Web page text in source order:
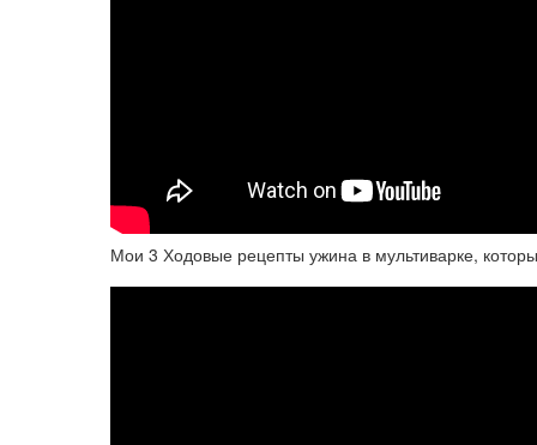
Мои 3 Ходовые рецепты ужина в мультиварке,